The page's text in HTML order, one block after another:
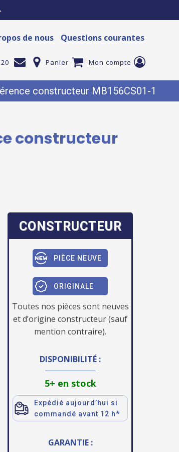
de nous Questions courantes
Panier Mon compte
constructeur MB156CS01-1
constructeur
CONSTRUCTEUR
PIÈCE NEUVE
ORIGINALE
Toutes nos pièces sont neuves
et d’origine constructeur (sauf
mention contraire).
DISPONIBILITÉ :
5+ en stock
Expédié aujourd’hui si
commandé avant 12 h*
GARANTIE :